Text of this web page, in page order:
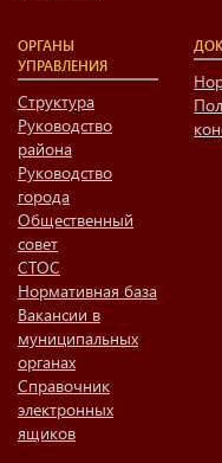
ОРГАНЫ
УПРАВЛЕНИЯ
Структура
Руководство
района
Руководство
города
Общественный
совет
СТОС
Нормативная база
Вакансии в
муниципальных
органах
Справочник
электронных
ящиков